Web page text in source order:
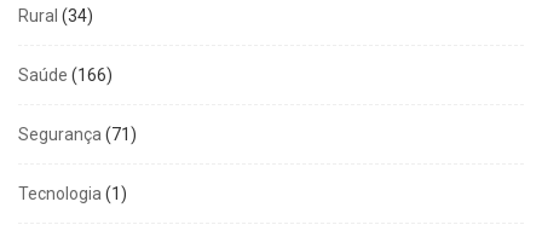
Rural (34)
Saúde (166)
Segurança(71)
Tecnologia(1)